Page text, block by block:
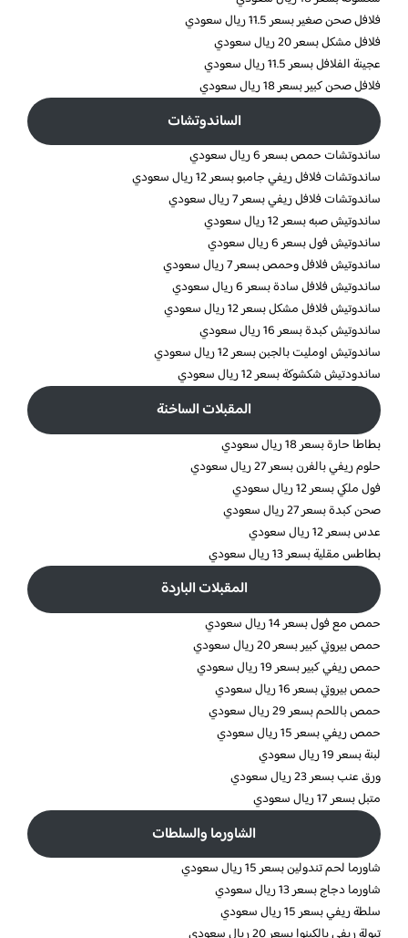
فلافل صحن صغير بسعر 11.5 ريال سعودي
فلافل مشكل بسعر 20 ريال سعودي
عجينة الفلافل بسعر 11.5 ريال سعودي
فلافل صحن كبير بسعر 18 ريال سعودي
الساندوتشات
ساندوتشات حمص بسعر 6 ريال سعودي
ساندوتشات فلافل ريفي جامبو بسعر 12 ريال سعودي
ساندوتشات فلافل ريفي بسعر 7 ريال سعودي
ساندوتيش صبه بسعر 12 ريال سعودي
ساندوتيش فول بسعر 6 ريال سعودي
ساندوتيش فلافل وحمص بسعر 7 ريال سعودي
ساندوتيش فلافل سادة بسعر 6 ريال سعودي
ساندوتيش فلافل مشكل بسعر 12 ريال سعودي
ساندوتيش كبدة بسعر 16 ريال سعودي
ساندوتيش اومليت بالجبن بسعر 12 ريال سعودي
ساندودتيش شكشوكة بسعر 12 ريال سعودي
المقبلات الساخنة
بطاطا حارة بسعر 18 ريال سعودي
حلوم ريفي بالفرن بسعر 27 ريال سعودي
فول ملكي بسعر 12 ريال سعودي
صحن كبدة بسعر 27 ريال سعودي
عدس بسعر 12 ريال سعودي
بطاطس مقلية بسعر 13 ريال سعودي
المقبلات الباردة
حمص مع فول بسعر 14 ريال سعودي
حمص بيروتي كبير بسعر 20 ريال سعودي
حمص ريفي كبير بسعر 19 ريال سعودي
حمص بيروتي بسعر 16 ريال سعودي
حمص باللحم بسعر 29 ريال سعودي
حمص ريفي بسعر 15 ريال سعودي
لبنة بسعر 19 ريال سعودي
ورق عنب بسعر 23 ريال سعودي
متبل بسعر 17 ريال سعودي
الشاورما والسلطات
شاورما لحم تندولين بسعر 15 ريال سعودي
شاورما دجاج بسعر 13 ريال سعودي
سلطة ريفي بسعر 15 ريال سعودي